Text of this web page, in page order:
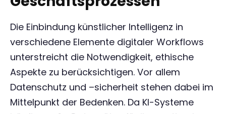
Die Einbindung künstlicher Intelligenz in
verschiedene Elemente digitaler Workflows
unterstreicht die Notwendigkeit, ethische
Aspekte zu berücksichtigen. Vor allem
Datenschutz und –sicherheit stehen dabei im
Mittelpunkt der Bedenken. Da KI-Systeme